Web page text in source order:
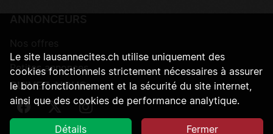
Petites annonces
SUIVEZ-NOUS
Suivez-nous sur Facebook
Suivez-nous sur Twitter
Suivez-nous sur Instagram
Le site lausannecites.ch utilise uniquement des
cookies fonctionnels strictement nécessaires à assurer
le bon fonctionnement et la sécurité du site internet,
ainsi que des cookies de performance analytique.
Détails Fermer